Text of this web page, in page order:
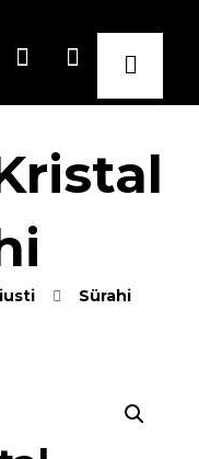
Sürahi